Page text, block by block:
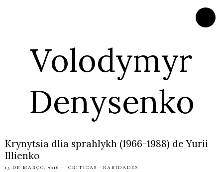
Volodymyr
Denysenko
Krynytsia dlia sprahlykh (1966-1988) de Yurii
Illienko
15 DE MARÇO, 2016 CRÍTICAS · RARIDADES